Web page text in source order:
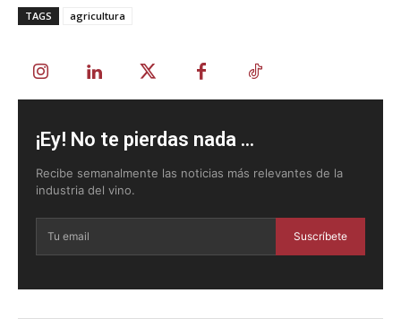
TAGS agricultura
¡Ey! No te pierdas nada ...
Recibe semanalmente las noticias más relevantes de la
industria del vino.
Suscríbete